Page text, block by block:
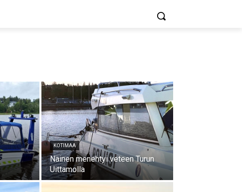
KOTIMAA
Nainen menehtyi veteen Turun
Uittamolla